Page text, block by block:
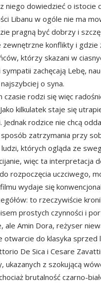
z niego dowiedzieć o
Libanu w ogóle nie ma
pragną być dobrzy i
zewnętrzne konflikty i gdzie
którzy skazani w
sympatii zachęcają Lebę,
o syna.
czasie rodzi się więc
kilkulatek staje się
Jednak rodzice nie chcą
zatrzymania przy
ludzi, których ogląda ze
więc ta interpretacja
rozpoczęcia uczciwego,
wydaje się
to rzeczywiście
prostych czynności i
ale Amin Dora, reżyser
otwarcie do klasyka sprzed
De Sica i Cesare
ukazanych z szokującą
brutalność czarno-